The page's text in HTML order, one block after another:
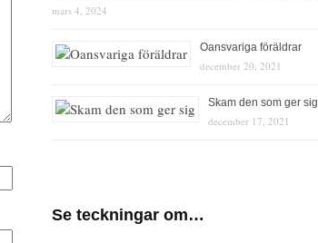
mars 4, 2024
Oansvariga föräldrar
december 20, 2021
Skam den som ger sig
december 17, 2021
Se teckningar om…